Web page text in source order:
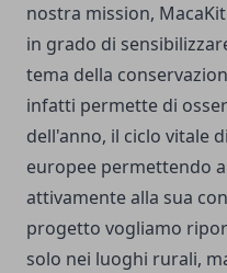
nostra mission,
in grado di
tema della
infatti permette di
dell'anno, il ciclo vitale
europee permettendo
attivamente alla sua
progetto vogliamo
solo nei luoghi rurali,